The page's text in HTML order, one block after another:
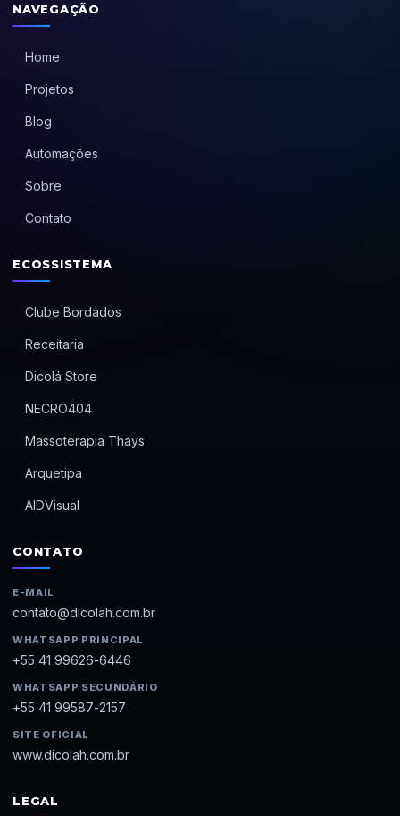
NAVEGAÇÃO
Home
Projetos
Blog
Automações
Sobre
Contato
ECOSSISTEMA
Clube Bordados
Receitaria
Dicolá Store
NECRO404
Massoterapia Thays
Arquetipa
AIDVisual
CONTATO
E-MAIL
contato@dicolah.com.br
WHATSAPP PRINCIPAL
+55 41 99626-6446
WHATSAPP SECUNDÁRIO
+55 41 99587-2157
SITE OFICIAL
www.dicolah.com.br
LEGAL